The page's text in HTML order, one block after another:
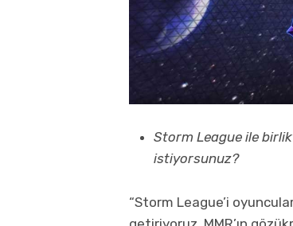
Storm League ile
istiyorsunuz?
“Storm League’i